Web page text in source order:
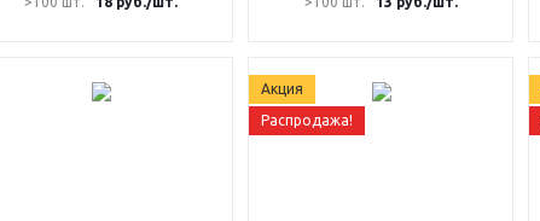
Акция
Распродажа!